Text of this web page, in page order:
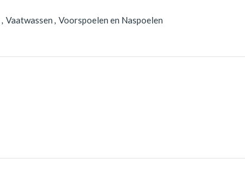
, Vaatwassen , Voorspoelen en Naspoelen